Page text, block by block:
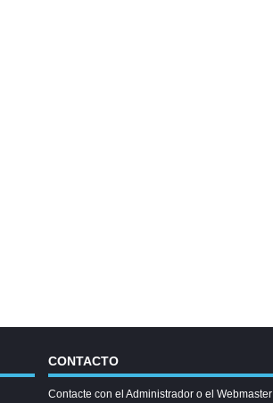
CONTACTO
Contacte con el Administrador o el Webmaster